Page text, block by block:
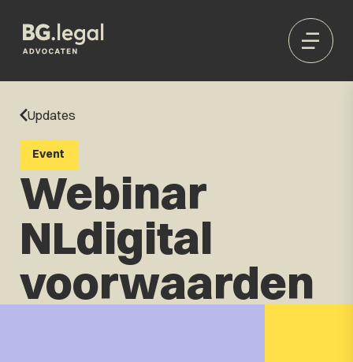
Updates
Event
Webinar
NLdigital
voorwaarden